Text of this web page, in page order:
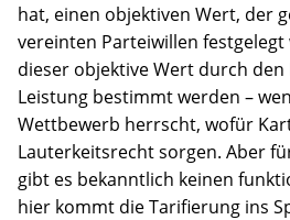
hat, einen objektiven Wert, der
vereinten Parteiwillen
dieser objektive Wert durch
Leistung bestimmt werden –
Wettbewerb herrscht, wofür
Lauterkeitsrecht sorgen. Aber
gibt es bekanntlich keinen
hier kommt die Tarifierung ins